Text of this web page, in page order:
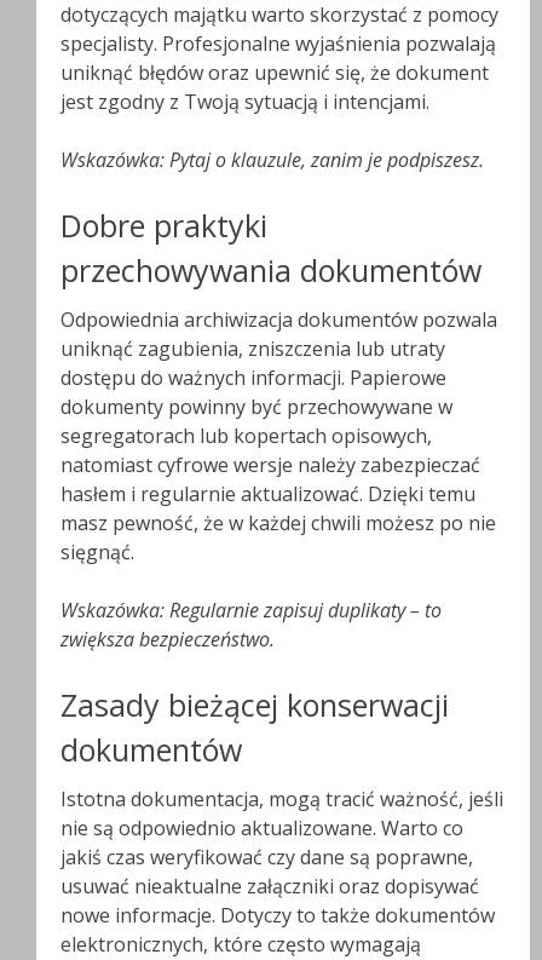
dotyczących majątku warto skorzystać z pomocy
specjalisty. Profesjonalne wyjaśnienia pozwalają
uniknąć błędów oraz upewnić się, że dokument
jest zgodny z Twoją sytuacją i intencjami.
Wskazówka: Pytaj o klauzule, zanim je podpiszesz.
Dobre praktyki
przechowywania dokumentów
Odpowiednia archiwizacja dokumentów pozwala
uniknąć zagubienia, zniszczenia lub utraty
dostępu do ważnych informacji. Papierowe
dokumenty powinny być przechowywane w
segregatorach lub kopertach opisowych,
natomiast cyfrowe wersje należy zabezpieczać
hasłem i regularnie aktualizować. Dzięki temu
masz pewność, że w każdej chwili możesz po nie
sięgnąć.
Wskazówka: Regularnie zapisuj duplikaty – to
zwiększa bezpieczeństwo.
Zasady bieżącej konserwacji
dokumentów
Istotna dokumentacja, mogą tracić ważność, jeśli
nie są odpowiednio aktualizowane. Warto co
jakiś czas weryfikować czy dane są poprawne,
usuwać nieaktualne załączniki oraz dopisywać
nowe informacje. Dotyczy to także dokumentów
elektronicznych, które często wymagają